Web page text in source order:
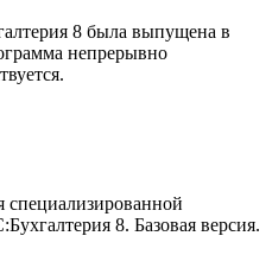
8 была выпущена в
непрерывно
специализированной
8. Базовая версия.